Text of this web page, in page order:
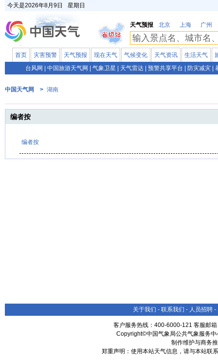
今天是2026年8月9日 星期日
天气预报 北京 上海 广州
首页 灾害预警 天气预报 现在天气 气候变化 天气资讯 生活天气
台风网
中国旅游天气网 气象卫星 天气雷达 预警共享平台 防灾减灾
中国天气网 > 湖南
编者按
编者按
关于我们 - 联系我们 - 人员招聘 -
客户服务热线：400-6000-121 客服邮箱
Copyright©中国气象局公共气象服务
制作维护与商务
郑重声明：使用本站天气信息，请与本站联